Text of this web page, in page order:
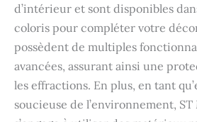
d’intérieur et sont disponibles
coloris pour compléter votre
possèdent de multiples
avancées, assurant ainsi une
les effractions. En plus, en tant
soucieuse de l’environnement, ST